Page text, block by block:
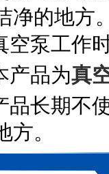
净的地方
空泵工作
产品为真
品长期不
方。